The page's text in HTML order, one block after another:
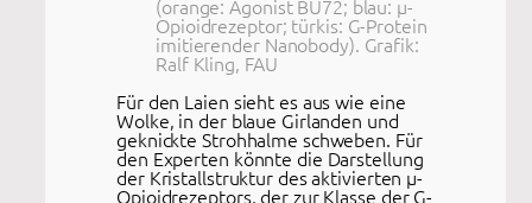
(orange: Agonist BU72; blau: μ-
Opioidrezeptor; türkis: G-Protein
imitierender Nanobody). Grafik:
Ralf Kling, FAU
Für den Laien sieht es aus wie eine
Wolke, in der blaue Girlanden und
geknickte Strohhalme schweben. Für
den Experten könnte die Darstellung
der Kristallstruktur des aktivierten μ-
Opioidrezeptors, der zur Klasse der G-